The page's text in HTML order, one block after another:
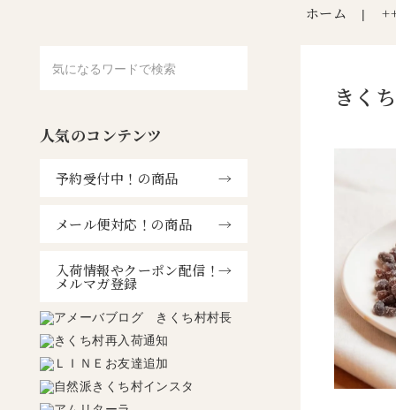
ホーム |
きく
人気のコンテンツ
予約受付中！の商品
メール便対応！の商品
入荷情報やクーポン配信！
メルマガ登録